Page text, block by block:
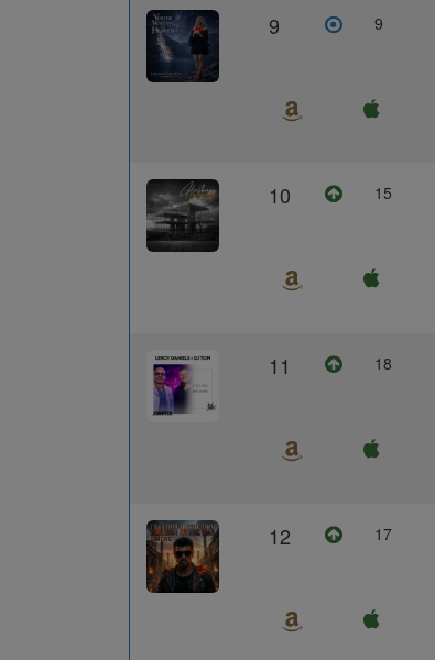
9 9
10 15
11 18
12 17